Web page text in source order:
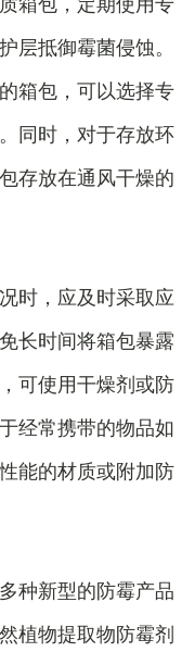
层抵御霉菌侵蚀。
箱包，可以选择专
同时，对于存放环
存放在通风干燥的
时，应及时采取应
长时间将箱包暴露
可使用干燥剂或防
经常携带的物品如
能的材质或附加防
种新型的防霉产品
植物提取物防霉剂